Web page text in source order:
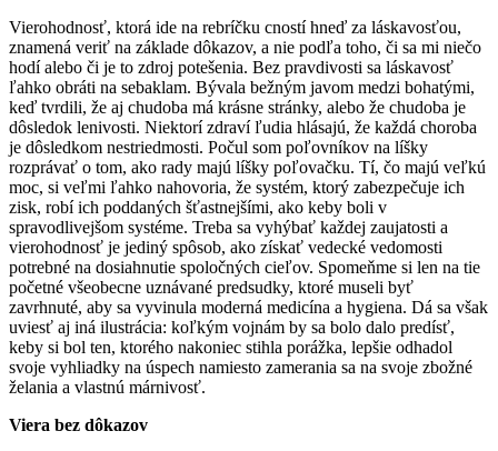
Vierohodnosť, ktorá ide na rebríčku cností hneď za láskavosťou,
znamená veriť na základe dôkazov, a nie podľa toho, či sa mi niečo
hodí alebo či je to zdroj potešenia. Bez pravdivosti sa láskavosť
ľahko obráti na sebaklam. Bývala bežným javom medzi bohatými,
keď tvrdili, že aj chudoba má krásne stránky, alebo že chudoba je
dôsledok lenivosti. Niektorí zdraví ľudia hlásajú, že každá choroba
je dôsledkom nestriedmosti. Počul som poľovníkov na líšky
rozprávať o tom, ako rady majú líšky poľovačku. Tí, čo majú veľkú
moc, si veľmi ľahko nahovoria, že systém, ktorý zabezpečuje ich
zisk, robí ich poddaných šťastnejšími, ako keby boli v
spravodlivejšom systéme. Treba sa vyhýbať každej zaujatosti a
vierohodnosť je jediný spôsob, ako získať vedecké vedomosti
potrebné na dosiahnutie spoločných cieľov. Spomeňme si len na tie
početné všeobecne uznávané predsudky, ktoré museli byť
zavrhnuté, aby sa vyvinula moderná medicína a hygiena. Dá sa však
uviesť aj iná ilustrácia: koľkým vojnám by sa bolo dalo predísť,
keby si bol ten, ktorého nakoniec stihla porážka, lepšie odhadol
svoje vyhliadky na úspech namiesto zamerania sa na svoje zbožné
želania a vlastnú márnivosť.
Viera bez dôkazov